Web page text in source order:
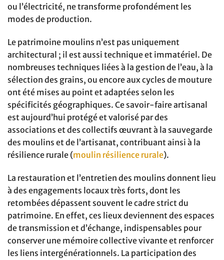
ou l’électricité, ne transforme profondément les
modes de production.
Le patrimoine moulins n’est pas uniquement
architectural ; il est aussi technique et immatériel. De
nombreuses techniques liées à la gestion de l’eau, à la
sélection des grains, ou encore aux cycles de mouture
ont été mises au point et adaptées selon les
spécificités géographiques. Ce savoir-faire artisanal
est aujourd’hui protégé et valorisé par des
associations et des collectifs œuvrant à la sauvegarde
des moulins et de l’artisanat, contribuant ainsi à la
résilience rurale (moulin résilience rurale).
La restauration et l’entretien des moulins donnent lieu
à des engagements locaux très forts, dont les
retombées dépassent souvent le cadre strict du
patrimoine. En effet, ces lieux deviennent des espaces
de transmission et d’échange, indispensables pour
conserver une mémoire collective vivante et renforcer
les liens intergénérationnels. La participation des